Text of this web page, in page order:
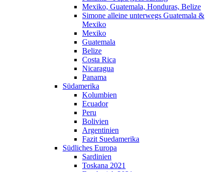
Mexiko, Guatemala, Honduras, Belize
Simone alleine unterwegs Guatemala &
Mexiko
Mexiko
Guatemala
Belize
Costa Rica
Nicaragua
Panama
Südamerika
Kolumbien
Ecuador
Peru
Bolivien
Argentinien
Fazit Suedamerika
Südliches Europa
Sardinien
Toskana 2021